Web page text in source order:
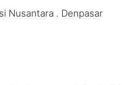
Nusantara . Denpasar